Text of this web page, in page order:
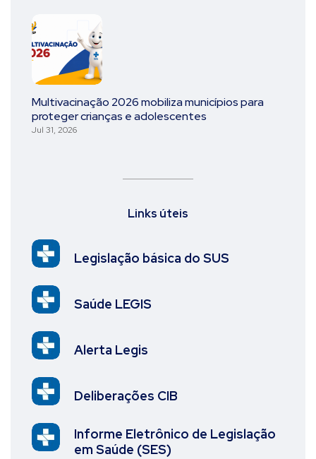
Multivacinação 2026 mobiliza municípios para
proteger crianças e adolescentes
Jul 31, 2026
Links úteis
Legislação básica do SUS
Saúde LEGIS
Alerta Legis
Deliberações CIB
Informe Eletrônico de Legislação
em Saúde (SES)